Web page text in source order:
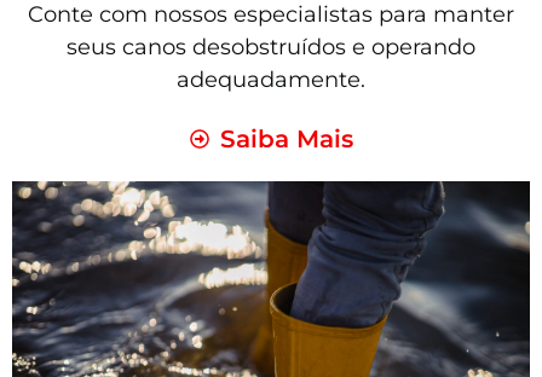
Conte com nossos especialistas para manter
seus canos desobstruídos e operando
adequadamente.
Saiba Mais